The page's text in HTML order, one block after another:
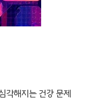
각해지는 건강 문제